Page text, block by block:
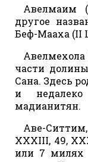
Авелмаим
другое
Беф-Мааха (II
Авелмехола
части
Сана. Здесь
и
мадианитян.
Аве-
XXXIII, 49,
или 7 милях